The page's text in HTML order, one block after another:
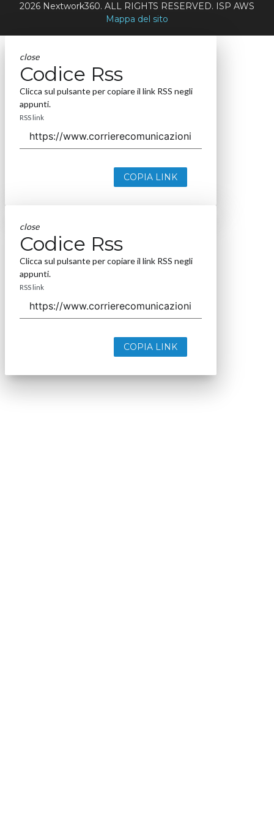
2026 Nextwork360. ALL RIGHTS RESERVED. ISP AWS
Mappa del sito
close
Codice Rss
Clicca sul pulsante per copiare il link RSS negli
appunti.
RSS link
COPIA LINK
close
Codice Rss
Clicca sul pulsante per copiare il link RSS negli
appunti.
RSS link
COPIA LINK